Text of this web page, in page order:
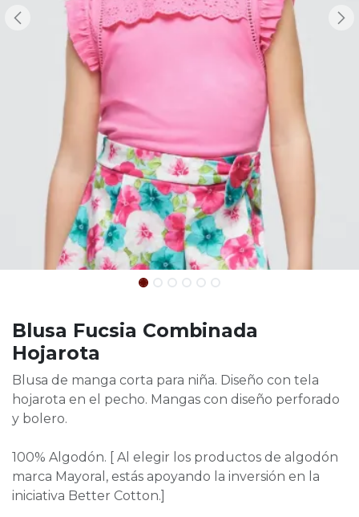
Blusa Fucsia Combinada
Hojarota
Blusa de manga corta para niña. Diseño con tela
hojarota en el pecho. Mangas con diseño perforado
y bolero.
100% Algodón. [ Al elegir los productos de algodón
marca Mayoral, estás apoyando la inversión en la
iniciativa Better Cotton.]